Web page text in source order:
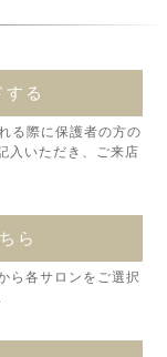
る
る際に保護者の方の
入いただき、ご来店
ら
ら各サロンをご選択